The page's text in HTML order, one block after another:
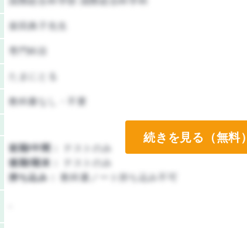
柴田典子先生
専門科目
教科書なし・不要
前期/中間：
テストのみ
後期/期末：
テストのみ
持ち込み：
教科書ノート持ち込み不可
続きを見る（無料）